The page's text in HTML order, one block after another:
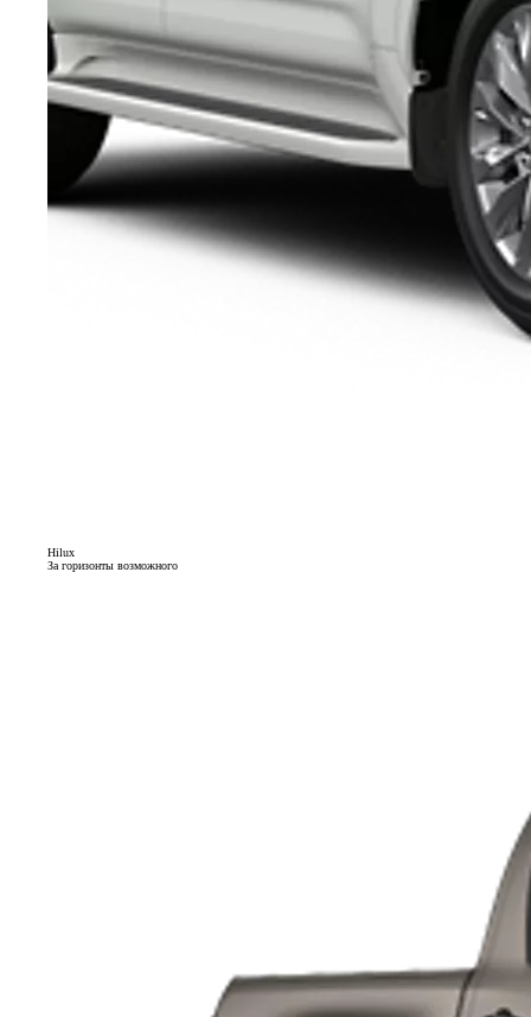
Hilux
За горизонты возможного